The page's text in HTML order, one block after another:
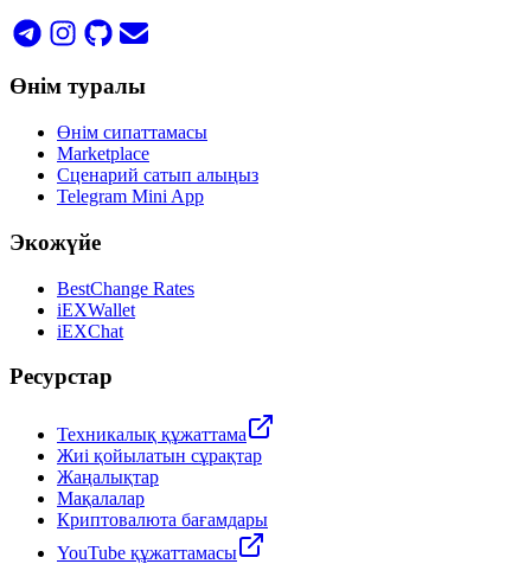
Өнім туралы
Өнім сипаттамасы
Marketplace
Сценарий сатып алыңыз
Telegram Mini App
Экожүйе
BestChange Rates
iEXWallet
iEXChat
Ресурстар
Техникалық құжаттама
Жиі қойылатын сұрақтар
Жаңалықтар
Мақалалар
Криптовалюта бағамдары
YouTube құжаттамасы